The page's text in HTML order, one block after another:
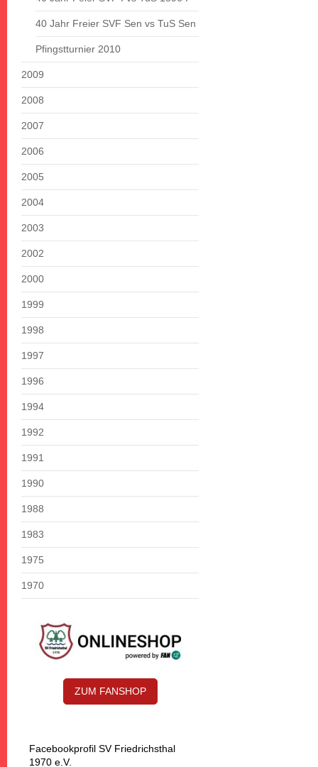
40 Jahr Freier SVF Sen vs TuS Sen
Pfingstturnier 2010
2009
2008
2007
2006
2005
2004
2003
2002
2000
1999
1998
1997
1996
1994
1992
1991
1990
1988
1983
1975
1970
ZUM FANSHOP
Facebookprofil SV Friedrichsthal
1970 e.V.